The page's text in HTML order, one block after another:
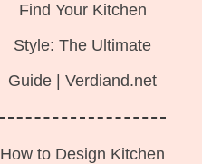
Find Your Kitchen
Style: The Ultimate
Guide | Verdiand.net
How to Design Kitchen